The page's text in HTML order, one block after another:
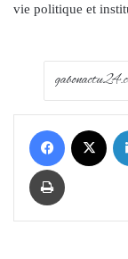
vie politique et
Facebook
Print